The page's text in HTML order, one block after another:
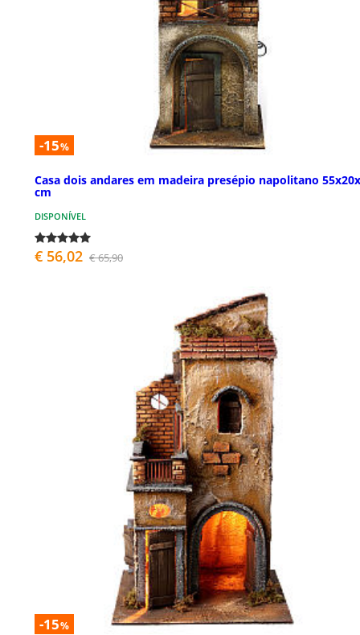
-15%
Casa dois andares em madeira presépio napolitano
cm
DISPONÍVEL
€ 56,02 € 65,90
-15%